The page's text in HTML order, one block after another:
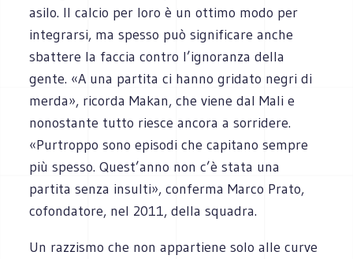
asilo. Il calcio per loro è un ottimo modo per
integrarsi, ma spesso può significare anche
sbattere la faccia contro l’ignoranza della
gente. «A una partita ci hanno gridato negri di
merda», ricorda Makan, che viene dal Mali e
nonostante tutto riesce ancora a sorridere.
«Purtroppo sono episodi che capitano sempre
più spesso. Quest’anno non c’è stata una
partita senza insulti», conferma Marco Prato,
cofondatore, nel 2011, della squadra.
Un razzismo che non appartiene solo alle curve